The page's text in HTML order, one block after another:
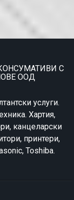
КОНСУМАТИВИ С
ООД
услуги.
Хартия,
канцеларски
принтери,
Toshiba.